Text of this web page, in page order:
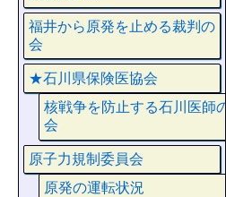
福井から原発を止める裁判の
会
★石川県保険医協会
核戦争を防止する石川医師の
会
原子力規制委員会
原発の運転状況